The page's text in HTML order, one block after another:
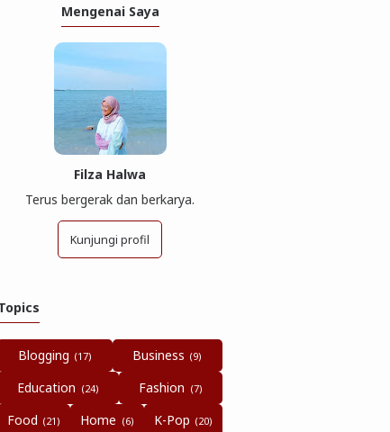
Mengenai Saya
Filza Halwa
Terus bergerak dan berkarya.
Kunjungi profil
Blogging
Business
Education
Fashion
Food
Home
K-Pop